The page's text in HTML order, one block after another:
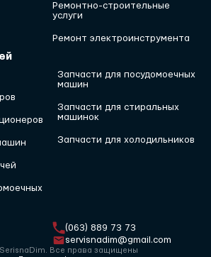
Ремонтно-строительные
услуги
Ремонт электроинструмента
Запчасти для посудомоечных
машин
Запчасти для стиральных
машинок
Запчасти для холодильников
(063) 889 73 73
servisnadim@gmail.com
Все права защищены